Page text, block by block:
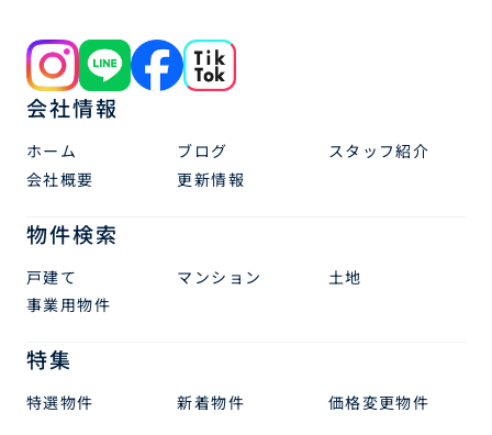
会社情報
ホーム ブログ
スタッフ紹介
会社概要
更新情報
物件検索
戸建て マンション
土地
事業用物件
特集
特選物件 新着物件 価格変更物件